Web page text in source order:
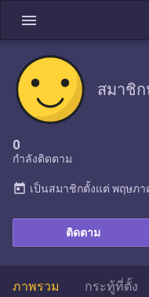
menu
สมาชิก
0
กำลังติดตาม
ติดตาม
today เป็นสมาชิกตั้งแต่ พฤษภา
ภาพรวม กระทู้ที่ตั้ง